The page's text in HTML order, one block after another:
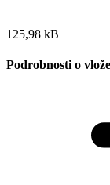
125,98 kB
Podrobnosti o